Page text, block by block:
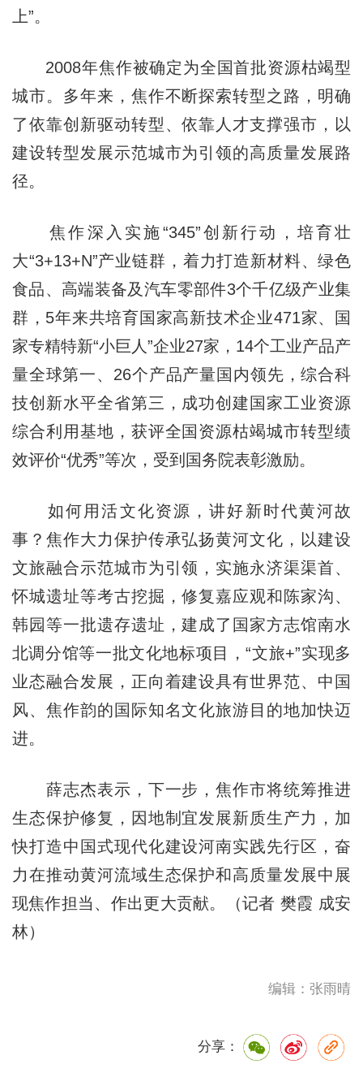
上”。
2008年焦作被确定为全国首批资源枯竭型
城市。多年来，焦作不断探索转型之路，明确
了依靠创新驱动转型、依靠人才支撑强市，以
建设转型发展示范城市为引领的高质量发展路
径。
焦作深入实施“345”创新行动，培育壮
大“3+13+N”产业链群，着力打造新材料、绿色
食品、高端装备及汽车零部件3个千亿级产业集
群，5年来共培育国家高新技术企业471家、国
家专精特新“小巨人”企业27家，14个工业产品产
量全球第一、26个产品产量国内领先，综合科
技创新水平全省第三，成功创建国家工业资源
综合利用基地，获评全国资源枯竭城市转型绩
效评价“优秀”等次，受到国务院表彰激励。
如何用活文化资源，讲好新时代黄河故
事？焦作大力保护传承弘扬黄河文化，以建设
文旅融合示范城市为引领，实施永济渠渠首、
怀城遗址等考古挖掘，修复嘉应观和陈家沟、
韩园等一批遗存遗址，建成了国家方志馆南水
北调分馆等一批文化地标项目，“文旅+”实现多
业态融合发展，正向着建设具有世界范、中国
风、焦作韵的国际知名文化旅游目的地加快迈
进。
薛志杰表示，下一步，焦作市将统筹推进
生态保护修复，因地制宜发展新质生产力，加
快打造中国式现代化建设河南实践先行区，奋
力在推动黄河流域生态保护和高质量发展中展
现焦作担当、作出更大贡献。（记者 樊霞 成安
林）
编辑：张雨晴
分享：